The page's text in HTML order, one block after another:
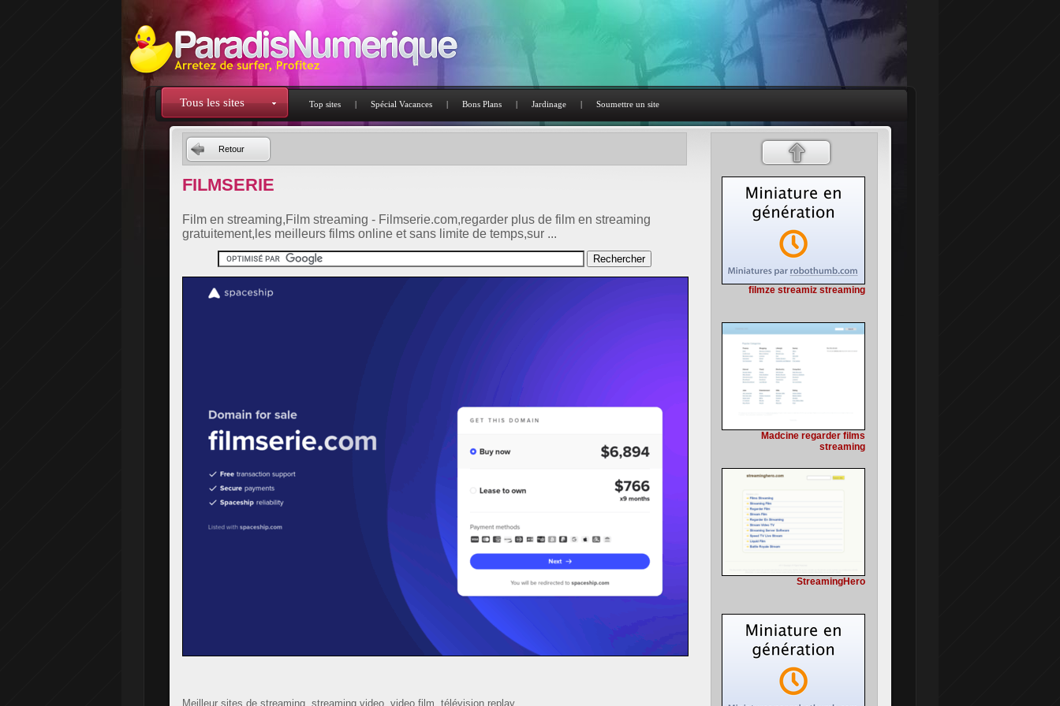
Tous les sites Top sites | Spécial Vacances | Bons Plans | Jardinage | Soumettre un site
Retour
FILMSERIE
Film en streaming,Film streaming - Filmserie.com,regarder plus de film en streaming
gratuitement,les meilleurs films online et sans limite de temps,sur ...
Meilleur sites de streaming, streaming video, video film, télévision replay
filmze streamiz streaming
Madcine regarder films
streaming
StreamingHero